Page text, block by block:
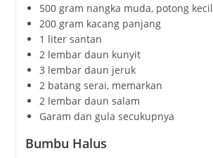
500 gram nangka muda, potong kecil
200 gram kacang panjang
1 liter santan
2 lembar daun kunyit
3 lembar daun jeruk
2 batang serai, memarkan
2 lembar daun salam
Garam dan gula secukupnya
Bumbu Halus